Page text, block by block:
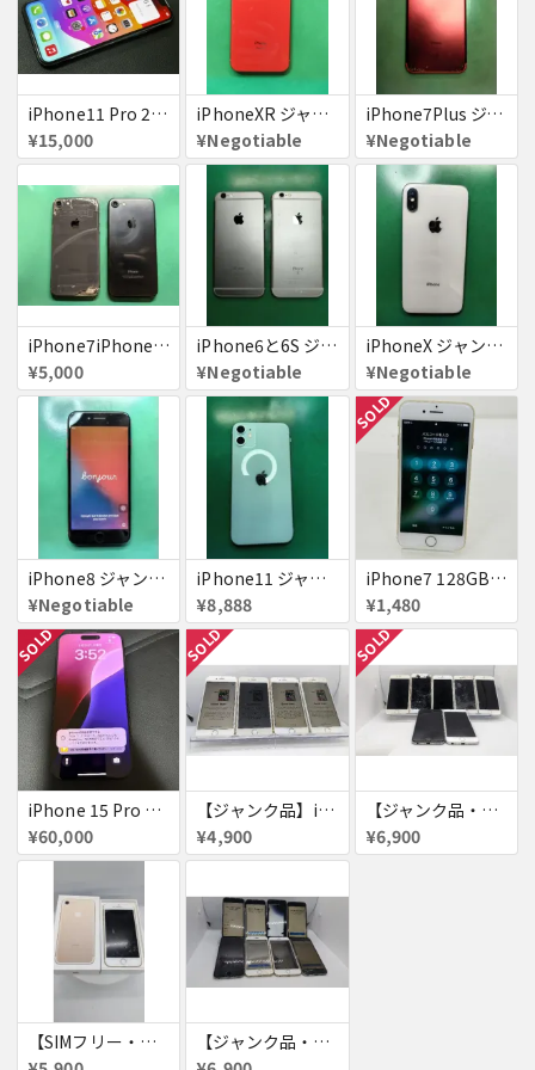
iPhone11 Pro 256GB ジャンク品
¥15,000
iPhoneXR ジャンク品
¥Negotiable
iPhone7Plus ジャンク品
¥Negotiable
iPhone7iPhone8ジャンク
¥5,000
iPhone6と6S ジャンク品
¥Negotiable
iPhoneX ジャンク品
¥Negotiable
iPhone8 ジャンク品
¥Negotiable
iPhone11 ジャンク
¥8,888
SOLD
iPhone7 128GB 赤ロム SoftBank ジャンク ゴールド A1779 パスコード不明 送料無料
¥1,480
SOLD
iPhone 15 Pro 128GB ブラックチタニウム ネットワーク利用制限あり
¥60,000
SOLD
【ジャンク品】iPhone6s ４台セット
¥4,900
SOLD
【ジャンク品・初期化済・SIMロック解除済】iPhone6 7台セット
¥6,900
【SIMフリー・付属品あり】iPhone 7 128GB
【ジャンク品・初期化済】iPhone6 8台セット